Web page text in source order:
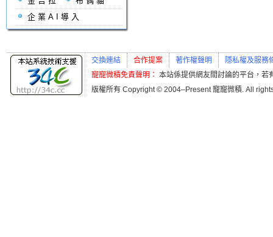
企業AI導入
交換連結 合作提案 著作權聲明
隱私權及服務
寵寵微積免責聲明： 本站係提供網友間討論的平台，若
版權所有 Copyright © 2004–Present 寵寵微積. All